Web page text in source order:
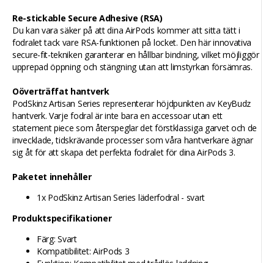
Re-stickable Secure Adhesive (RSA)
Du kan vara säker på att dina AirPods kommer att sitta tätt i
fodralet tack vare RSA-funktionen på locket. Den här innovativa
secure-fit-tekniken garanterar en hållbar bindning, vilket möjliggör
upprepad öppning och stängning utan att limstyrkan försämras.
Oöverträffat hantverk
PodSkinz Artisan Series representerar höjdpunkten av KeyBudz
hantverk. Varje fodral är inte bara en accessoar utan ett
statement piece som återspeglar det förstklassiga garvet och de
invecklade, tidskrävande processer som våra hantverkare ägnar
sig åt för att skapa det perfekta fodralet för dina AirPods 3.
Paketet innehåller
1x PodSkinz Artisan Series läderfodral - svart
Produktspecifikationer
Färg: Svart
Kompatibilitet: AirPods 3